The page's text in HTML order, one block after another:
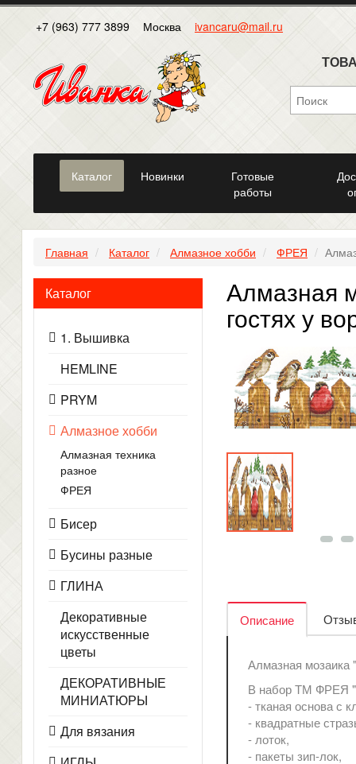
+7 (963) 777 3899 Москва ivancaru@mail.ru
Каталог Новинки
Готовые
работы
Главная Каталог Алмазное хобби ФРЕЯ
Каталог
1. Вышивка
HEMLINE
PRYM
Алмазное хобби
Алмазная техника
разное
ФРЕЯ
Бисер
Бусины разные
ГЛИНА
Декоративные
искусственные
цветы
ДЕКОРАТИВНЫЕ
МИНИАТЮРЫ
Для вязания
Алмазная
гостях у
Описание
Алмазная мозаика
В набор ТМ ФРЕЯ
- тканая основа с
- квадратные
- лоток,
- пакеты зип-лок,